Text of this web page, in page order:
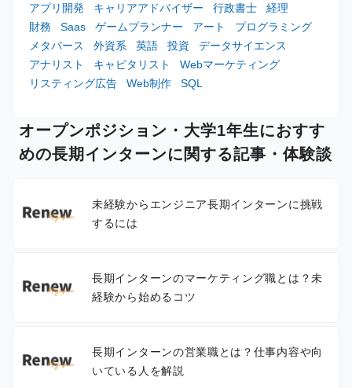
アプリ開発
キャリアアドバイザー 行政書士
経理
財務
Saas ゲームプランナー アート
プログラミング
メタバース
外資系 英語 投資
データサイエンス
アナリスト
キャピタリスト
Webマーケティング
リスティング広告
Web制作 SQL
オープンポジション・大学1年生におすす
めの長期インターンに関する記事・体験談
未経験からエンジニア長期インターンに挑戦
するには
長期インターンのマーケティング職とは？未
経験から始めるコツ
長期インターンの営業職とは？仕事内容や向
いている人を解説